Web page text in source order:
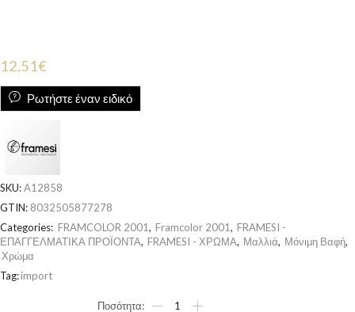
12,51€
Ρωτήστε έναν ειδικό
SKU:A12858
GTIN: 8032505877278
Categories: FRAMCOLOR 2001, Framcolor 2001, FRAMESI -
ΕΠΑΓΓΕΛΜΑΤΙΚΑ ΠΡΟΪΟΝΤΑ, FRAMESI - ΧΡΩΜΑ, Μαλλιά, Μόνιμη Βαφή,
Χρώμα
Tag:import